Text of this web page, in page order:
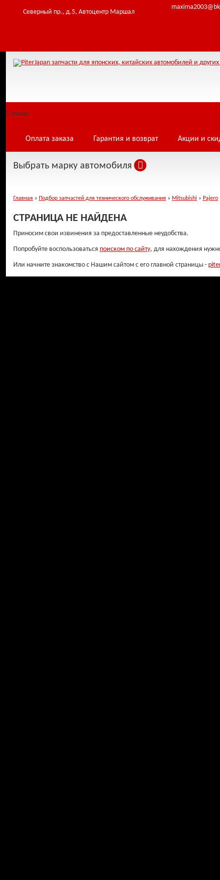
Table 'infowe4f_pjfwds.tomod' doesn't exist Warning: Cannot modify header
/home/i/infowe4f/piterjapan.ru/public_html/core/database.php:22) in /
Северный пр., д.5, Автоцентр Маршал
Меню
Оплата заказа Гарантия и возврат Акции и
Выбрать марку автомобиля
Главная » Подбор запчастей для технического обслуживания » Mitsubishi » Pajero
СТРАНИЦА НЕ НАЙДЕНА
Приносим свои извинения за предоставленные неудобства.
Попробуйте воспользоваться поиском по сайту, для нахождения
Или начните знакомство с Нашим сайтом с его главной страницы -